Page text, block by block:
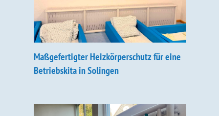
Maßgefertigter Heizkörperschutz für eine
Betriebskita in Solingen